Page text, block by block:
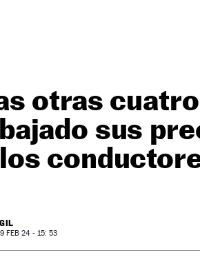
otras
sus
FEB 24 - 15: 53